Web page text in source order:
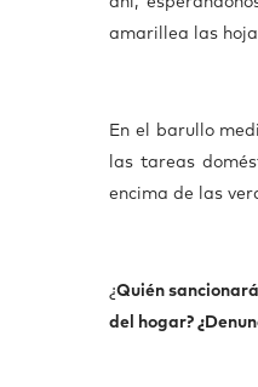
amarillea las
En el barullo
las tareas
encima de las
¿Quién
del hogar?